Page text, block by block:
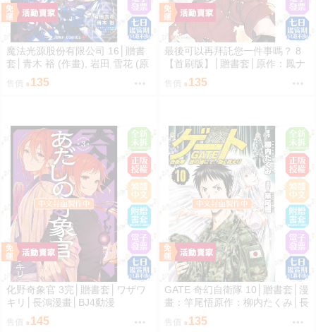
魔法光源股份有限公司 16│贈書
套│青木 裕 (作畫), 岩田 雪花 (原
作)│長鴻漫畫│BJ4動漫
售價 135
最後可以再拜託您一件事嗎？ 8
【首刷版】│贈書套│原作：鳳ナ
ナ漫畫：ほおのきソラ│長鴻漫畫
│BJ4動漫
售價 135
化野奇象官 3完│贈書套│ワザワ
キリ│長鴻漫畫│BJ4動漫
售價 145
GATE 奇幻自衛隊 10│贈書套│漫
畫：竿尾悟原作：柳内たくみ│長
鴻漫畫│BJ4動漫
售價 135